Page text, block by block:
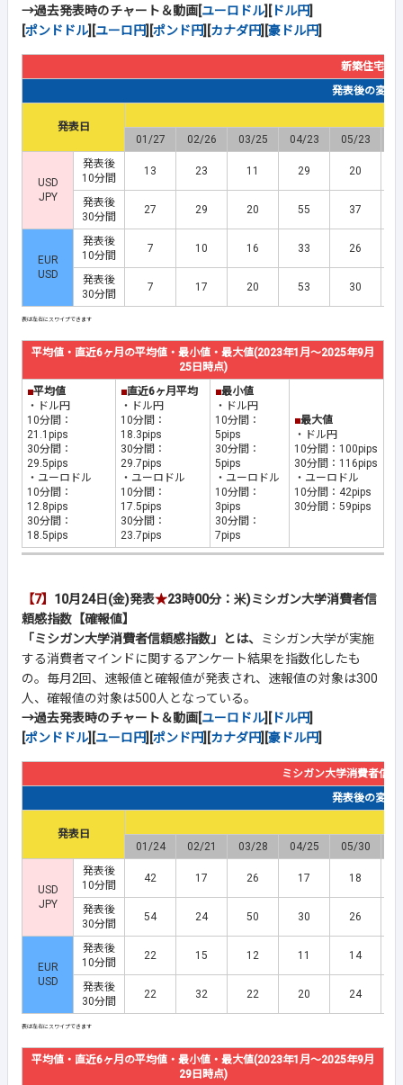
→過去発表時のチャート＆動画[ユーロドル][ ドル円]
[ポンドドル][ユーロ円][ポンド円][カナダ円][豪ドル円]
新築住宅販
発表後の変動
発表日
01/27
02/26 03/25 04/23 05/23
USD
JPY
発表後
10分間
13 23 11 29 20
発表後
30分間
27 29 20 55 37
EUR
USD
発表後
10分間
7 10 16 33 26
発表後
30分間
7 17 20 53 30
平均値・直近6ヶ月の平均値・最小値・最大値(2023年1月～2025年9月
25日時点)
■平均値
・ドル円
10分間：
21.1pips
30分間：
29.5pips
・ユーロドル
10分間：
12.8pips
30分間：
18.5pips
■直近6ヶ月平均
・ドル円
10分間：
18.3pips
30分間：
29.7pips
・ユーロドル
10分間：
17.5pips
30分間：
23.7pips
■最小値
・ドル円
10分間：
5pips
30分間：
5pips
・ユーロドル
10分間：
3pips
30分間：
7pips
■最大値
・ドル円
10分間：100pips
30分間：116pips
・ユーロドル
10分間：42pips
30分間：59pips
【7】 10月24日(金)発表★23時00分：米)ミシガン大学消費者信
頼感指数【確報値】
「ミシガン大学消費者信頼感指数」とは、
ミシガン大学が実施
する消費者マインドに関するアンケート結果を指数化したも
の。毎月2回、速報値と確報値が発表され、速報値の対象は300
人、確報値の対象は500人となっている。
→過去発表時のチャート＆動画[ユーロドル][ ドル円]
[ポンドドル][ユーロ円][ポンド円][カナダ円][豪ドル円]
ミシガン大学消費者信
発表後の変動
発表日
01/24
02/21 03/28 04/25 05/30
USD
JPY
発表後
10分間
42 17 26 17 18
発表後
30分間
54 24 50 30 26
EUR
USD
発表後
10分間
22 15 12 11 14
発表後
30分間
22 32 22 20 24
平均値・直近6ヶ月の平均値・最小値・最大値(2023年1月～2025年9月
29日時点)